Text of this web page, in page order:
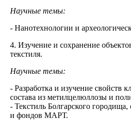
Научные темы:
- Нанотехнологии и
4. Изучение и сохранение
текстиля.
Научные темы:
- Разработка и изучение свойств
состава из метилцелюллозы и
- Текстиль Болгарского
и фондов МАРТ.